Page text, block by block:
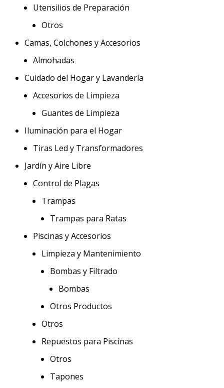
Utensilios de Preparación
Otros
Camas, Colchones y Accesorios
Almohadas
Cuidado del Hogar y Lavandería
Accesorios de Limpieza
Guantes de Limpieza
Iluminación para el Hogar
Tiras Led y Transformadores
Jardín y Aire Libre
Control de Plagas
Trampas
Trampas para Ratas
Piscinas y Accesorios
Limpieza y Mantenimiento
Bombas y Filtrado
Bombas
Otros Productos
Otros
Repuestos para Piscinas
Otros
Tapones